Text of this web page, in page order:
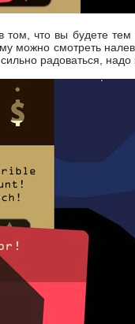
что вы будете
можно смотреть
радоваться, надо